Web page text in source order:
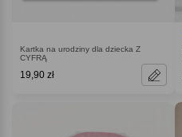
Kartka na urodziny dla dziecka Z
CYFRĄ
19,90 zł